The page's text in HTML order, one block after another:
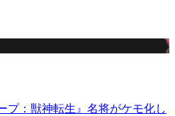
プ：獣神転生』名将がケモ化し